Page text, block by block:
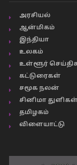
அரசியல்
ஆன்மிகம்
இந்தியா
உலகம்
உள்ளூர்
கட்டுரைகள்
சமூக நலன்
சினிமா துளிகள்
தமிழகம்
விளையாட்டு